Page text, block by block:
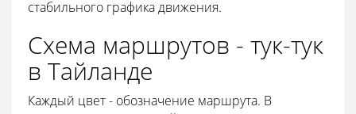
стабильного графика движения.
Схема маршрутов - тук-тук
в Тайланде
Каждый цвет - обозначение маршрута. В